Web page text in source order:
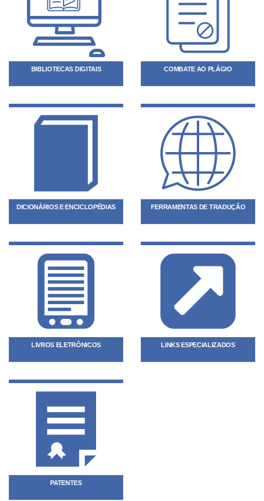
BIBLIOTECAS DIGITAIS COMBATE AO PLÁGIO
DICIONÁRIOS E ENCICLOPÉDIAS FERRAMENTAS DE TRADUÇÃO
LIVROS ELETRÔNICOS LINKS ESPECIALIZADOS
PATENTES